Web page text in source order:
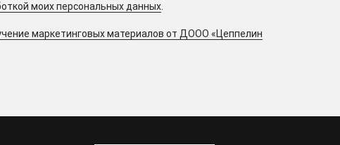
моих персональных данных
маркетинговых материалов от ДООО «Цеппелин